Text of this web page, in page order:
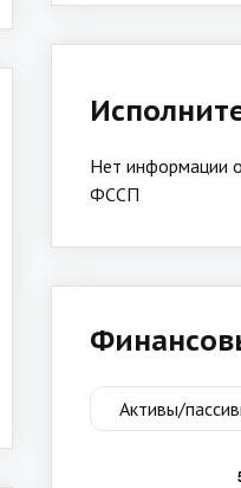
Нет информации
ФССП
Активы/